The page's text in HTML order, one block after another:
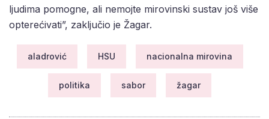
ljudima pomogne, ali nemojte mirovinski sustav još više
opterećivati”, zaključio je Žagar.
aladrović HSU nacionalna mirovina
politika sabor žagar